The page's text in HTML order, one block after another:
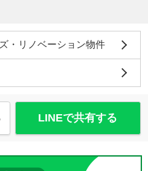
・リノベーション物件
LINEで共有する